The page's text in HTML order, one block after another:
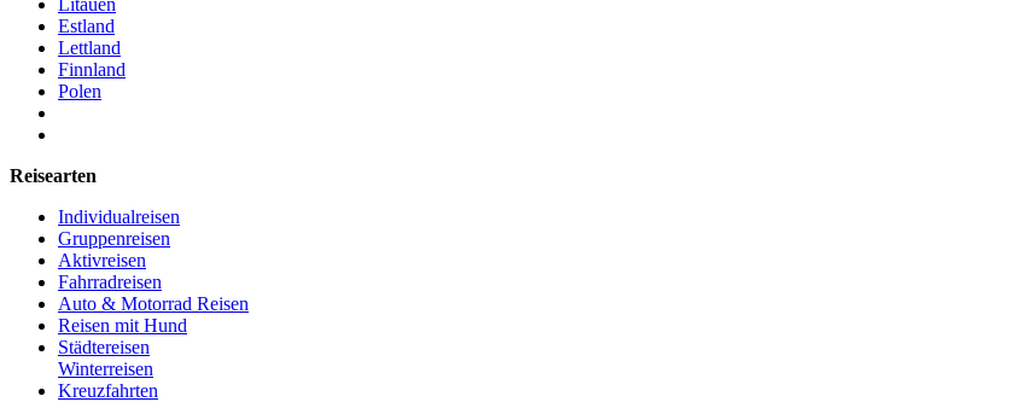
Estland
Lettland
Finnland
Polen
Reisearten
Individualreisen
Gruppenreisen
Aktivreisen
Fahrradreisen
Auto & Motorrad Reisen
Reisen mit Hund
Städtereisen
Winterreisen
Kreuzfahrten